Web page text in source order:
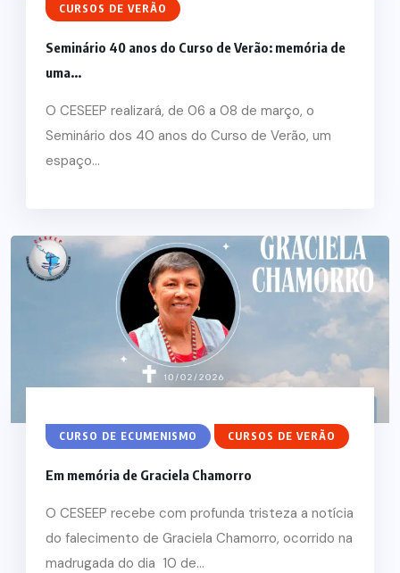
CURSOS DE VERÃO
Seminário 40 anos do Curso de Verão: memória de
uma...
O CESEEP realizará, de 06 a 08 de março, o
Seminário dos 40 anos do Curso de Verão, um
espaço...
CURSO DE ECUMENISMO CURSOS DE VERÃO
Em memória de Graciela Chamorro
O CESEEP recebe com profunda tristeza a notícia
do falecimento de Graciela Chamorro, ocorrido na
madrugada do dia 10 de...